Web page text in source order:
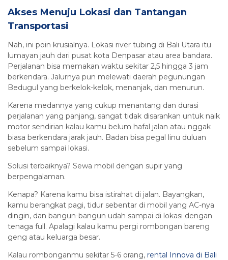
Akses Menuju Lokasi dan Tantangan
Transportasi
Nah, ini poin krusialnya. Lokasi river tubing di Bali Utara itu
lumayan jauh dari pusat kota Denpasar atau area bandara.
Perjalanan bisa memakan waktu sekitar 2,5 hingga 3 jam
berkendara. Jalurnya pun melewati daerah pegunungan
Bedugul yang berkelok-kelok, menanjak, dan menurun.
Karena medannya yang cukup menantang dan durasi
perjalanan yang panjang, sangat tidak disarankan untuk naik
motor sendirian kalau kamu belum hafal jalan atau nggak
biasa berkendara jarak jauh. Badan bisa pegal linu duluan
sebelum sampai lokasi.
Solusi terbaiknya? Sewa mobil dengan supir yang
berpengalaman.
Kenapa? Karena kamu bisa istirahat di jalan. Bayangkan,
kamu berangkat pagi, tidur sebentar di mobil yang AC-nya
dingin, dan bangun-bangun udah sampai di lokasi dengan
tenaga full. Apalagi kalau kamu pergi rombongan bareng
geng atau keluarga besar.
Kalau rombonganmu sekitar 5-6 orang, rental Innova di Bali